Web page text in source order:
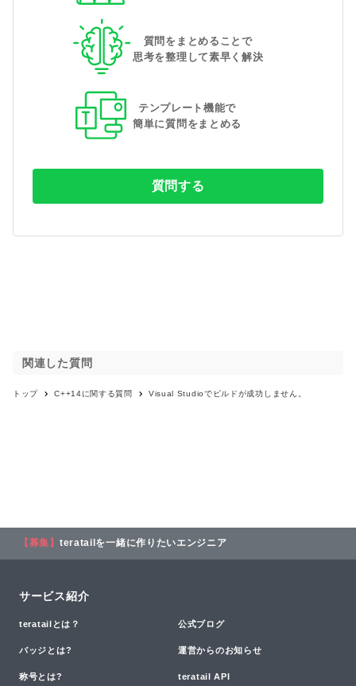
質問をまとめることで
思考を整理して素早く解決
テンプレート機能で
簡単に質問をまとめる
質問する
関連した質問
トップ C++14に関する質問 Visual Studioでビルドが成功しません。
【募集】 teratailを一緒に作りたいエンジニア
サービス紹介
teratailとは？ 公式ブログ
バッジとは? 運営からのお知らせ
称号とは? teratail API